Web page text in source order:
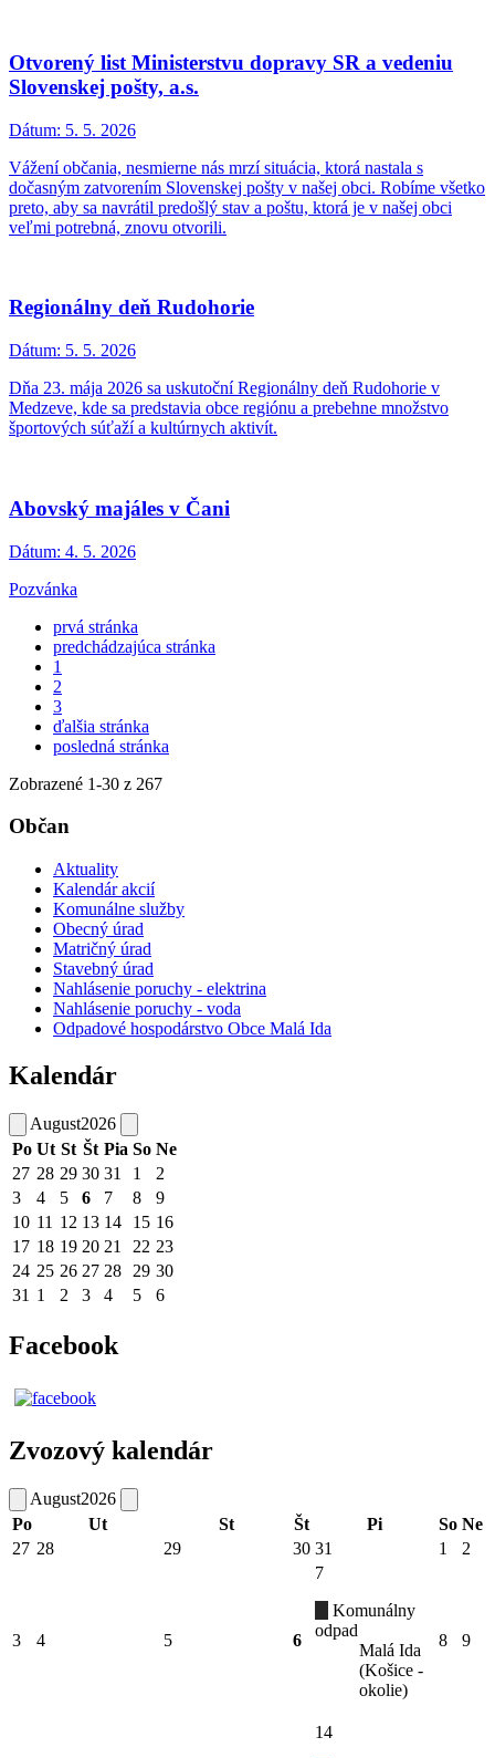
Otvorený list Ministerstvu dopravy SR a vedeniu
Slovenskej pošty, a.s.
Dátum: 5. 5. 2026
Vážení občania, nesmierne nás mrzí situácia, ktorá nastala s
dočasným zatvorením Slovenskej pošty v našej obci. Robíme všetko
preto, aby sa navrátil predošlý stav a poštu, ktorá je v našej obci
veľmi potrebná, znovu otvorili.
Regionálny deň Rudohorie
Dátum: 5. 5. 2026
Dňa 23. mája 2026 sa uskutoční Regionálny deň Rudohorie v
Medzeve, kde sa predstavia obce regiónu a prebehne množstvo
športových súťaží a kultúrnych aktivít.
Abovský majáles v Čani
Dátum: 4. 5. 2026
Pozvánka
prvá stránka
predchádzajúca stránka
1
2
3
ďalšia stránka
posledná stránka
Zobrazené 1-30 z 267
Občan
Aktuality
Kalendár akcií
Komunálne služby
Obecný úrad
Matričný úrad
Stavebný úrad
Nahlásenie poruchy - elektrina
Nahlásenie poruchy - voda
Odpadové hospodárstvo Obce Malá Ida
Kalendár
August2026
Po Ut St Št Pia So Ne
27 28 29 30 31 1
2
3
4 5 6 7 8
9
10 11 12 13 14 15 16
17 18 19 20 21 22 23
24 25 26 27 28 29 30
31 1 2 3 4 5 6
Facebook
Zvozový kalendár
August2026
Po
Ut St Št Pi So Ne
27 28 29 30 31 1 2
3 4 5 6
7
Komunálny
odpad
Malá Ida
(Košice -
okolie)
8 9
14